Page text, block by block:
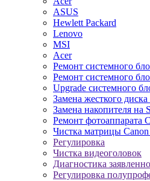
ASUS
Hewlett Packard
Lenovo
MSI
Acer
Ремонт системного
Ремонт системного
Upgrade системного
Замена жесткого
Замена накопителя на
Ремонт фотоаппарата
Чистка матрицы
Регулировка
Чистка видеоголовок
Диагностика
Регулировка